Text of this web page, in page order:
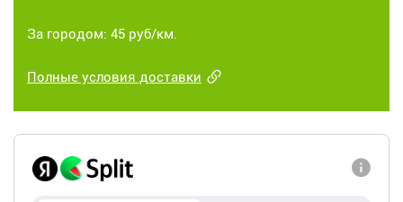
За городом: 45 руб/км.
Полные условия доставки